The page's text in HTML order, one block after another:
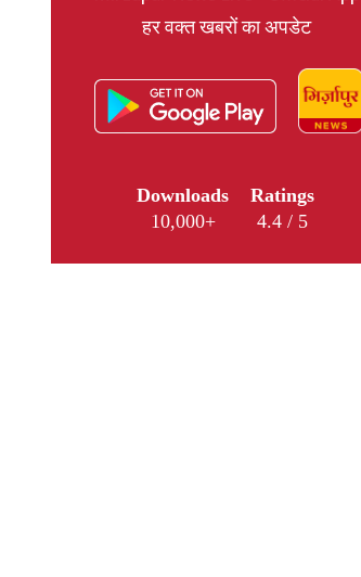
हर वक्त खबरों का अपडेट
Downloads
10,000+
Ratings
4.4 / 5